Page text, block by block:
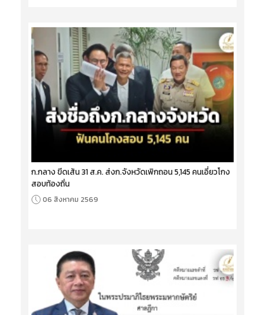
ก.กลาง ขีดเส้น 31 ส.ค. ส่งก.จังหวัดเพิกถอน 5,145 คนเอี่ยวโกง
สอบท้องถิ่น
06 สิงหาคม 2569